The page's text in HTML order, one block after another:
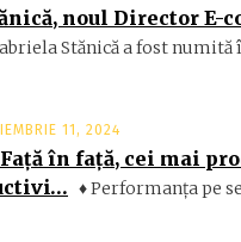
noul Director E-
Stănică a fost numită
11, 2024
în faţă, cei mai
♦ Performanţa pe